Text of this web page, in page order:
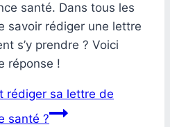
santé. Dans tous les
savoir rédiger une lettre
s’y prendre ? Voici
réponse !
rédiger sa lettre de
santé ?